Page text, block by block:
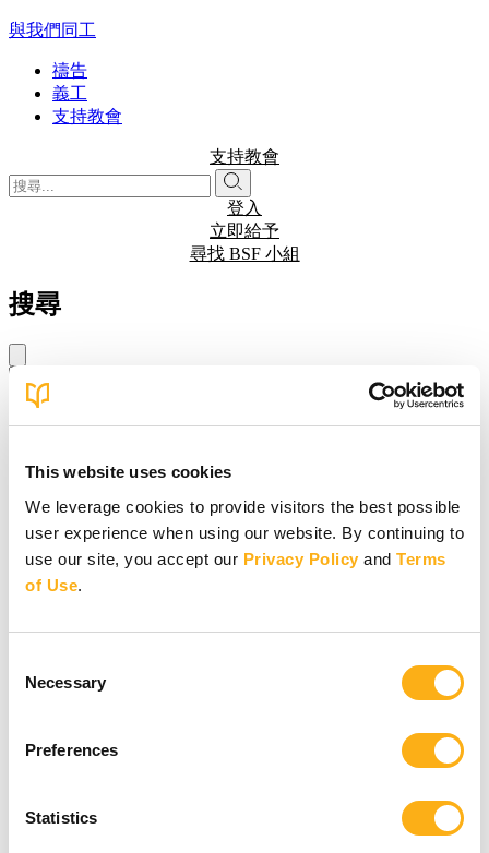
This website uses cookies
We leverage cookies to provide visitors the best possible
user experience when using our website. By continuing to
use our site, you accept our Privacy Policy and Terms
of Use.
Selection
Necessary
Preferences
Statistics
與我們同工
禱告
義工
支持教會
支持教會
登入
立即給予
尋找 BSF 小組
搜尋
未找到結果。請嘗試其他搜尋字詞。